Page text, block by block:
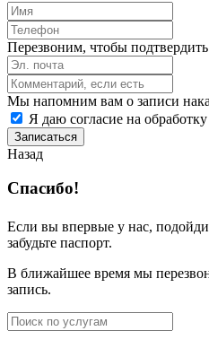
Перезвоним, чтобы подтвердить
Мы напомним вам о записи
Я даю согласие на
Записаться
Назад
Спасибо!
Если вы впервые у нас,
забудьте паспорт.
В ближайшее время мы
запись.